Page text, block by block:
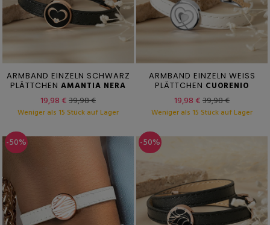
ARMBAND EINZELN SCHWARZ
PLÄTTCHEN AMANTIA NERA
19,98 €39,98 €
Weniger als 15 Stück auf Lager
ARMBAND EINZELN WEISS
PLÄTTCHEN CUORENIO
19,98 €39,98 €
Weniger als 15 Stück auf Lager
-50% -50%